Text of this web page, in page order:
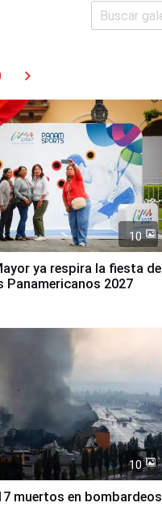
chevron_right
10
ya respira la fiesta de
Panamericanos 2027
10
muertos en bombardeos